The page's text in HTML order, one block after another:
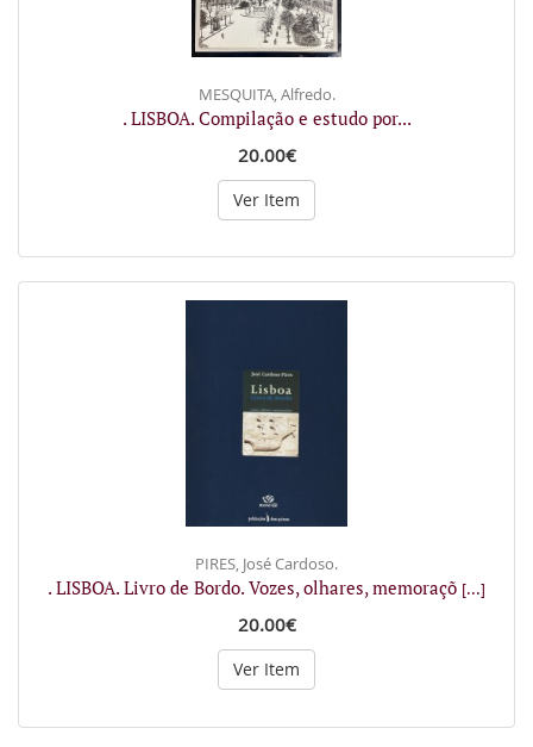
MESQUITA, Alfredo.
. LISBOA. Compilação e estudo por...
20.00€
Ver Item
PIRES, José Cardoso.
. LISBOA. Livro de Bordo. Vozes, olhares, memoraçõ [...]
20.00€
Ver Item